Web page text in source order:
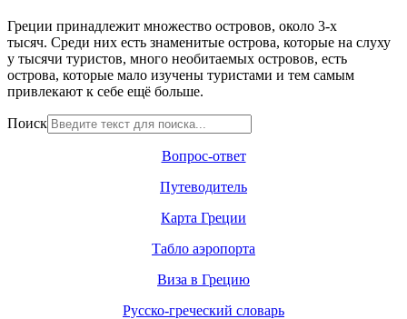
Греции принадлежит множество островов, около 3-х
тысяч. Среди них есть знаменитые острова, которые на слуху
у тысячи туристов, много необитаемых островов, есть
острова, которые мало изучены туристами и тем самым
привлекают к себе ещё больше.
Поиск
Вопрос-ответ
Путеводитель
Карта Греции
Табло аэропорта
Виза в Грецию
Русско-греческий словарь